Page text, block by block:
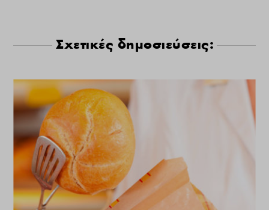
Σχετικές δημοσιεύσεις: